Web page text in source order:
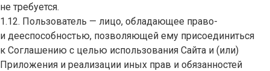
не требуется.
1.12. Пользователь — лицо, обладающее право-
и дееспособностью, позволяющей ему присоединиться
к Соглашению с целью использования Сайта и (или)
Приложения и реализации иных прав и обязанностей